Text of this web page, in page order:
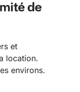
de
et
location.
environs.